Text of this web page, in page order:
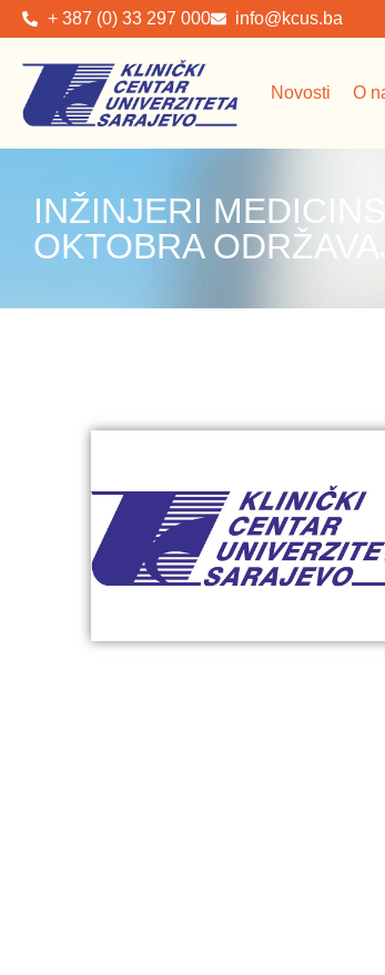
+ 387 (0) 33 297 000 info@kcus.ba
Novosti O
INŽINJERI
OKTOBRA